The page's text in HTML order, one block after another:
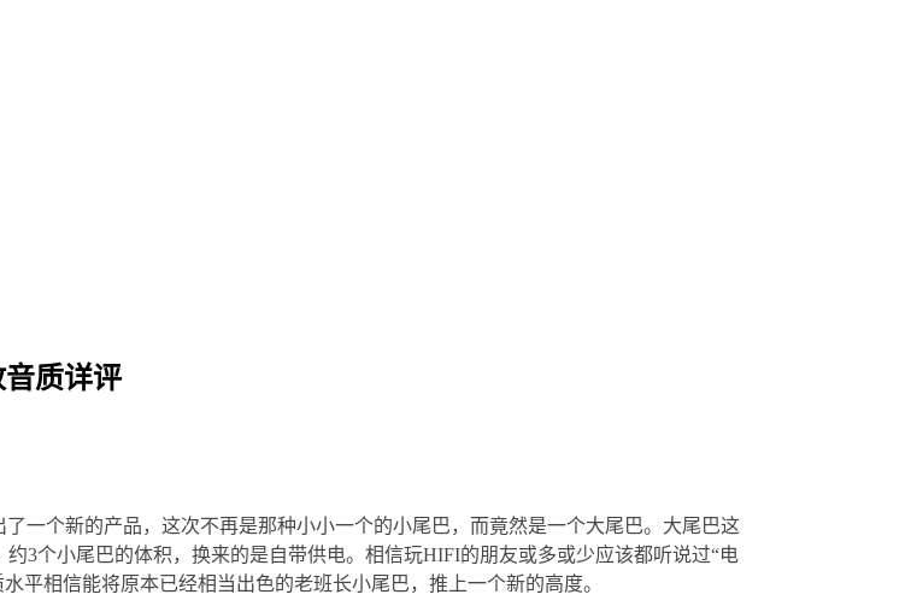
质详评
一个新的产品，这次不再是那种小小一个的小尾巴，而竟然是一个大尾巴。大尾巴这
3个小尾巴的体积，换来的是自带供电。相信玩HIFI的朋友或多或少应该都听说过“电
平相信能将原本已经相当出色的老班长小尾巴，推上一个新的高度。